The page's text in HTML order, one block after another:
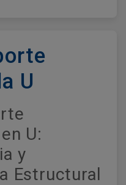
U
U:
y
Estructural